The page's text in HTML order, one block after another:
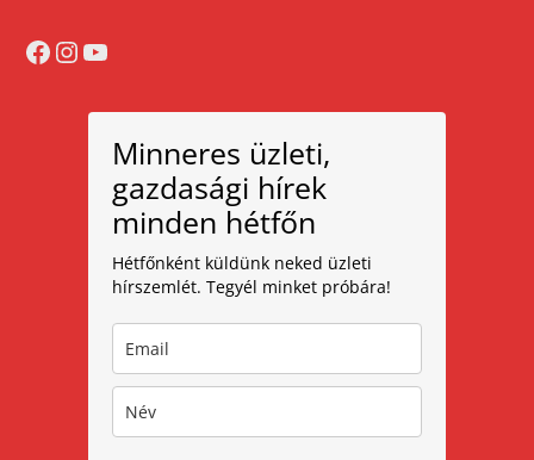
Facebook
Instagram
YouTube
Minneres üzleti,
gazdasági hírek
minden hétfőn
Hétfőnként küldünk neked üzleti
hírszemlét. Tegyél minket próbára!